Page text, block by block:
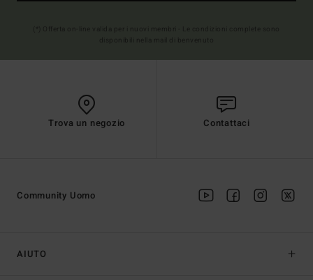
Trova un negozio Contattaci
AIUTO
Community Uomo